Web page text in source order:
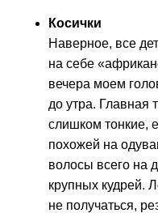
Косички
Наверное, все
на себе
вечера моем
до утра. Главная
слишком тонкие,
похожей на
волосы всего на
крупных кудрей.
не получаться,